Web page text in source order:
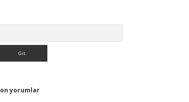
yorumlar